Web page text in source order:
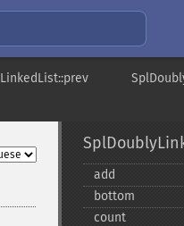
add
bottom
count